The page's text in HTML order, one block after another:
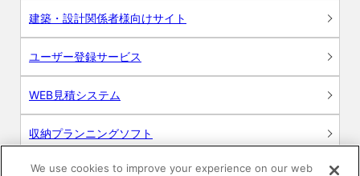
建築・設計関係者様向けサイト
ユーザー登録サービス
WEB見積システム
収納プランニングソフト
We use cookies to improve your experience on our web